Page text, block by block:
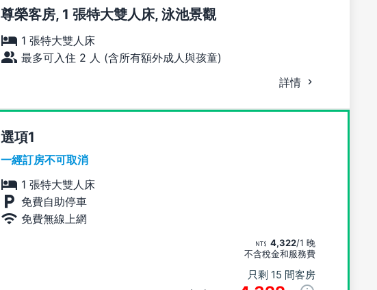
尊榮客房, 1 張特大雙人床, 泳池景觀
1 張特大雙人床
最多可入住 2 人 (含所有額外成人與孩童)
詳情
選項
一經訂房不可取消
1 張特大雙人床
免費自助停車
免費無線上網
4,322/1 晚
不含稅金和服務費
只剩 15 間客房